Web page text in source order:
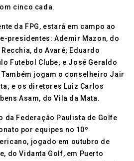
cinco cada.
da FPG, estará em campo ao
presidentes: Ademir Mazon, do
do Avaré; Eduardo
Futebol Clube; e José Geraldo
Também jogam o conselheiro Jair
e os diretores Luiz Carlos
Asam, do Vila da Mata.
da Federação Paulista de Golfe
por equipes no 10º
jogado em outubro de
do Vidanta Golf, em Puerto